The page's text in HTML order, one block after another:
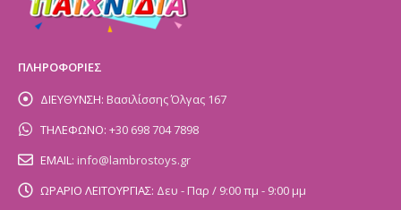
ΠΛΗΡΟΦΟΡΙΕΣ
ΔΙΕΥΘΥΝΣΗ: Βασιλίσσης Όλγας 167
ΤΗΛΕΦΩΝΟ: +30 698 704 7898
EMAIL: info@lambrostoys.gr
ΩΡΑΡΙΟ ΛΕΙΤΟΥΡΓΙΑΣ: Δευ - Παρ / 9:00 πμ - 9:00 μμ